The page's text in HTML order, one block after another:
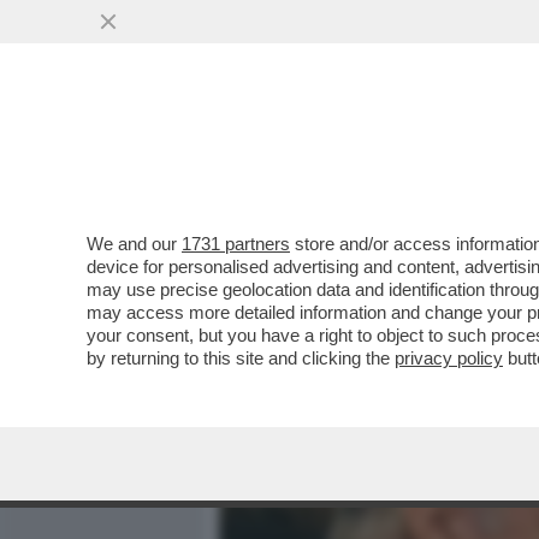
FRATELLI DEL KAOS - IL
D’ITALIA, DOPO TRE ANNI
VAI ALL'ARTICOLO
We and our 1731 partners store and/or access
device for personalised advertising and content,
may use precise geolocation data and identification
may access more detailed information and change your
your consent, but you have a right to object to such
by returning to this site and clicking the privacy policy